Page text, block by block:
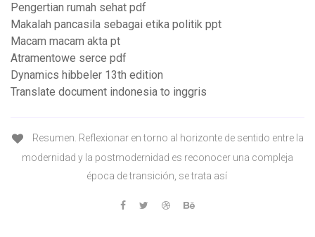
Pengertian rumah sehat pdf
Makalah pancasila sebagai etika politik ppt
Macam macam akta pt
Atramentowe serce pdf
Dynamics hibbeler 13th edition
Translate document indonesia to inggris
Resumen. Reflexionar en torno al horizonte de sentido entre la
modernidad y la postmodernidad es reconocer una compleja
época de transición, se trata así